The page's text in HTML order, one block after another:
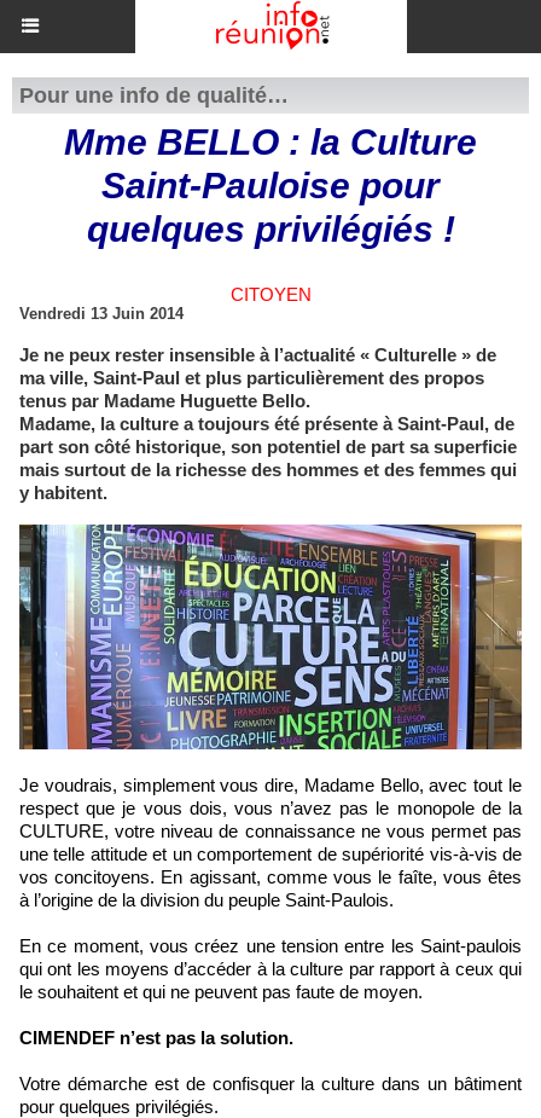
Pour une info de qualité…
Mme BELLO : la Culture
Saint-Pauloise pour
quelques privilégiés !
CITOYEN
Vendredi 13 Juin 2014
Je ne peux rester insensible à l’actualité « Culturelle » de
ma ville, Saint-Paul et plus particulièrement des propos
tenus par Madame Huguette Bello.
Madame, la culture a toujours été présente à Saint-Paul, de
part son côté historique, son potentiel de part sa superficie
mais surtout de la richesse des hommes et des femmes qui
y habitent.
Je voudrais, simplement vous dire, Madame Bello, avec tout le
respect que je vous dois, vous n’avez pas le monopole de la
CULTURE, votre niveau de connaissance ne vous permet pas
une telle attitude et un comportement de supériorité vis-à-vis de
vos concitoyens. En agissant, comme vous le faîte, vous êtes
à l’origine de la division du peuple Saint-Paulois.
En ce moment, vous créez une tension entre les Saint-paulois
qui ont les moyens d’accéder à la culture par rapport à ceux qui
le souhaitent et qui ne peuvent pas faute de moyen.
CIMENDEF n’est pas la solution.
Votre démarche est de confisquer la culture dans un bâtiment
pour quelques privilégiés.